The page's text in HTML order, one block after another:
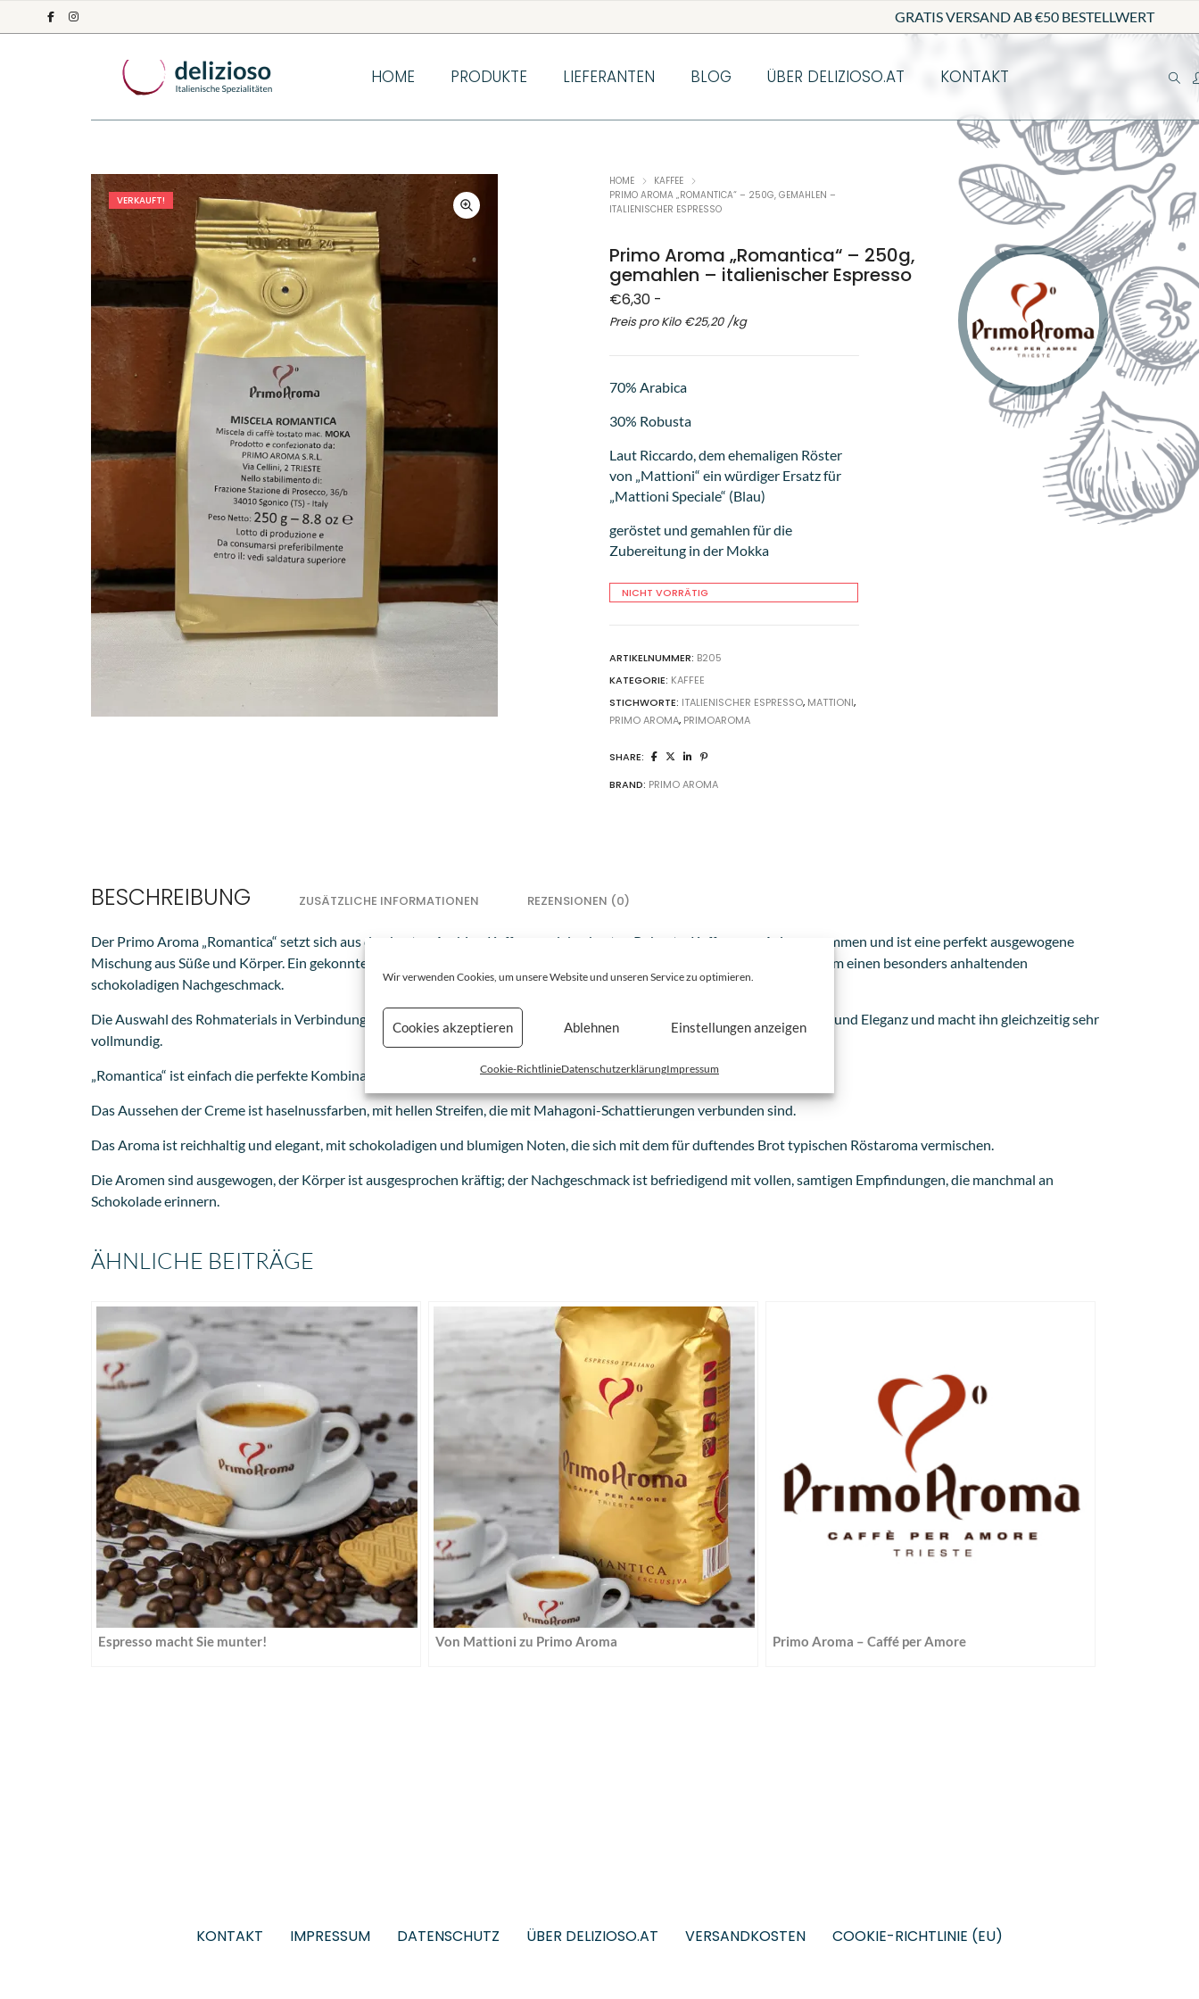
Wir verwenden Cookies, um unsere Website und unseren Service zu optimieren.
Cookies akzeptieren Ablehnen Einstellungen anzeigen
Cookie-RichtlinieDatenschutzerklärungImpressum
GRATIS VERSAND AB €50 BESTELLWERT
HOME PRODUKTE LIEFERANTEN BLOG ÜBER DELIZIOSO.AT KONTAKT
VERKAUFT!
HOME
KAFFEE
PRIMO AROMA „ROMANTICA“ – 250G, GEMAHLEN –
ITALIENISCHER ESPRESSO
Primo Aroma „Romantica“ – 250g,
gemahlen – italienischer Espresso
€6,30 -
Preis pro Kilo €25,20 /kg
70% Arabica
30% Robusta
Laut Riccardo, dem ehemaligen Röster
von „Mattioni“ ein würdiger Ersatz für
„Mattioni Speciale“ (Blau)
geröstet und gemahlen für die
Zubereitung in der Mokka
NICHT VORRÄTIG
ARTIKELNUMMER: B205
KATEGORIE: KAFFEE
STICHWORTE: ITALIENISCHER ESPRESSO, MATTIONI,
PRIMO AROMA, PRIMOAROMA
SHARE:
BRAND: PRIMO AROMA
BESCHREIBUNG ZUSÄTZLICHE INFORMATIONEN REZENSIONEN (0)
Der Primo Aroma „Romantica“ setzt sich aus den besten Arabica-Kaffees und den besten Robusta-Kaffees aus Asien zusammen und ist eine perfekt ausgewogene
Mischung aus Süße und Körper. Ein gekonnter Hauch afrikanischen Arabicas macht ihn besonders duftend und verleiht ihm einen besonders anhaltenden
schokoladigen Nachgeschmack.
Die Auswahl des Rohmaterials in Verbindung mit dem mittleren bis intensiven Röstgrad verleiht ihm eine besondere Süße und Eleganz und macht ihn gleichzeitig sehr
vollmundig.
„Romantica“ ist einfach die perfekte Kombination aus Arabica und Robusta, liebevoll gemischt von PrimoAroma.
Das Aussehen der Creme ist haselnussfarben, mit hellen Streifen, die mit Mahagoni-Schattierungen verbunden sind.
Das Aroma ist reichhaltig und elegant, mit schokoladigen und blumigen Noten, die sich mit dem für duftendes Brot typischen Röstaroma vermischen.
Die Aromen sind ausgewogen, der Körper ist ausgesprochen kräftig; der Nachgeschmack ist befriedigend mit vollen, samtigen Empfindungen, die manchmal an
Schokolade erinnern.
ÄHNLICHE BEITRÄGE
Espresso macht Sie munter! Von Mattioni zu Primo Aroma Primo Aroma – Caffé per Amore
KONTAKT IMPRESSUM DATENSCHUTZ ÜBER DELIZIOSO.AT VERSANDKOSTEN COOKIE-RICHTLINIE (EU)